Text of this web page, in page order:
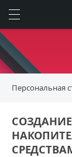
Персональная